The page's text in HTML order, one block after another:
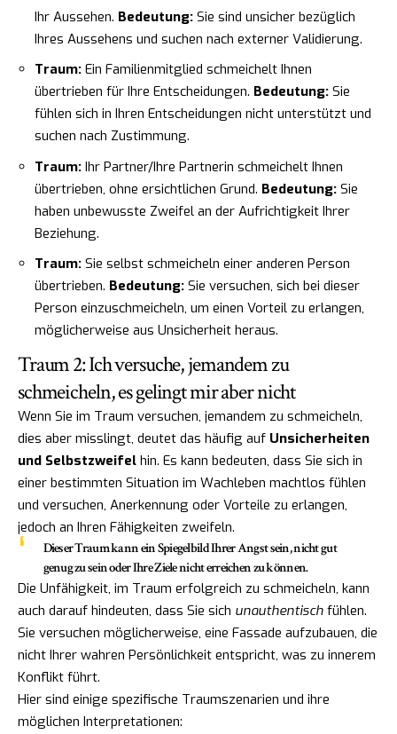
Ihr Aussehen. Bedeutung: Sie sind unsicher bezüglich
Ihres Aussehens und suchen nach externer Validierung.
Traum: Ein Familienmitglied schmeichelt Ihnen
übertrieben für Ihre Entscheidungen. Bedeutung: Sie
fühlen sich in Ihren Entscheidungen nicht unterstützt und
suchen nach Zustimmung.
Traum: Ihr Partner/Ihre Partnerin schmeichelt Ihnen
übertrieben, ohne ersichtlichen Grund. Bedeutung: Sie
haben unbewusste Zweifel an der Aufrichtigkeit Ihrer
Beziehung.
Traum: Sie selbst schmeicheln einer anderen Person
übertrieben. Bedeutung: Sie versuchen, sich bei dieser
Person einzuschmeicheln, um einen Vorteil zu erlangen,
möglicherweise aus Unsicherheit heraus.
Traum 2: Ich versuche, jemandem zu
schmeicheln, es gelingt mir aber nicht
Wenn Sie im Traum versuchen, jemandem zu schmeicheln,
dies aber misslingt, deutet das häufig auf Unsicherheiten
und Selbstzweifel hin. Es kann bedeuten, dass Sie sich in
einer bestimmten Situation im Wachleben machtlos fühlen
und versuchen, Anerkennung oder Vorteile zu erlangen,
jedoch an Ihren Fähigkeiten zweifeln.
Dieser Traum kann ein Spiegelbild Ihrer Angst sein, nicht gut
genug zu sein oder Ihre Ziele nicht erreichen zu können.
Die Unfähigkeit, im Traum erfolgreich zu schmeicheln, kann
auch darauf hindeuten, dass Sie sich unauthentisch fühlen.
Sie versuchen möglicherweise, eine Fassade aufzubauen, die
nicht Ihrer wahren Persönlichkeit entspricht, was zu innerem
Konflikt führt.
Hier sind einige spezifische Traumszenarien und ihre
möglichen Interpretationen: